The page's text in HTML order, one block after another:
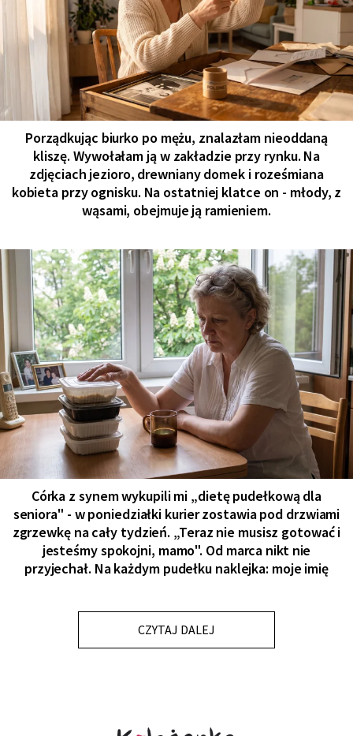
Porządkując biurko po mężu, znalazłam nieoddaną
kliszę. Wywołałam ją w zakładzie przy rynku. Na
zdjęciach jezioro, drewniany domek i roześmiana
kobieta przy ognisku. Na ostatniej klatce on - młody, z
wąsami, obejmuje ją ramieniem.
Córka z synem wykupili mi „dietę pudełkową dla
seniora" - w poniedziałki kurier zostawia pod drzwiami
zgrzewkę na cały tydzień. „Teraz nie musisz gotować i
jesteśmy spokojni, mamo". Od marca nikt nie
przyjechał. Na każdym pudełku naklejka: moje imię
CZYTAJ DALEJ